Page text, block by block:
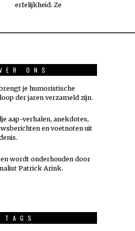
erfelijkheid. Ze
ONS
je humoristische
der jaren verzameld zijn.
aap-verhalen, anekdotes,
en voetnoten uit
wordt onderhouden door
Patrick Arink.
TAGS